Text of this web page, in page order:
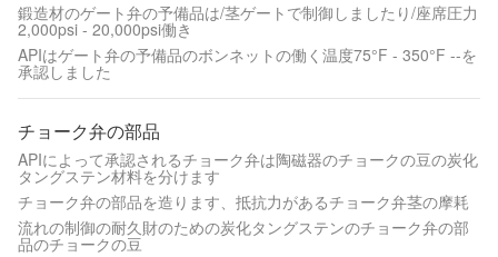
鍛造材のゲート弁の予備品は/茎ゲートで制御しましたり/座席圧力
2,000psi - 20,000psi働き
APIはゲート弁の予備品のボンネットの働く温度75°F - 350°F --を
承認しました
チョーク弁の部品
APIによって承認されるチョーク弁は陶磁器のチョークの豆の炭化
タングステン材料を分けます
チョーク弁の部品を造ります、抵抗力があるチョーク弁茎の摩耗
流れの制御の耐久財のための炭化タングステンのチョーク弁の部
品のチョークの豆